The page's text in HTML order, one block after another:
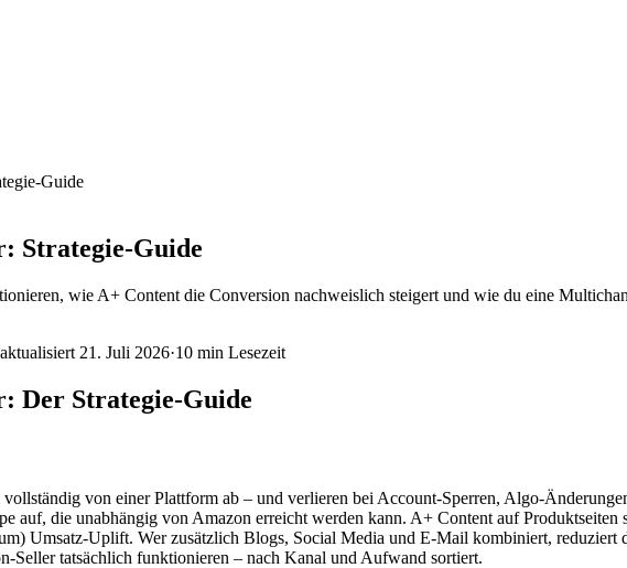
Guide
Strategie-Guide
wie A+ Content die Conversion nachweislich steigert und wie du eine
21. Juli 2026·10 min Lesezeit
Der Strategie-Guide
von einer Plattform ab – und verlieren bei Account-Sperren, Algo-
auf, die unabhängig von Amazon erreicht werden kann. A+ Content auf
Umsatz-Uplift. Wer zusätzlich Blogs, Social Media und E-Mail kombiniert,
tatsächlich funktionieren – nach Kanal und Aufwand sortiert.